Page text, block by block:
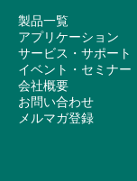
製品一覧
アプリケーション
サービス・サポート
イベント・セミナー
会社概要
お問い合わせ
メルマガ登録